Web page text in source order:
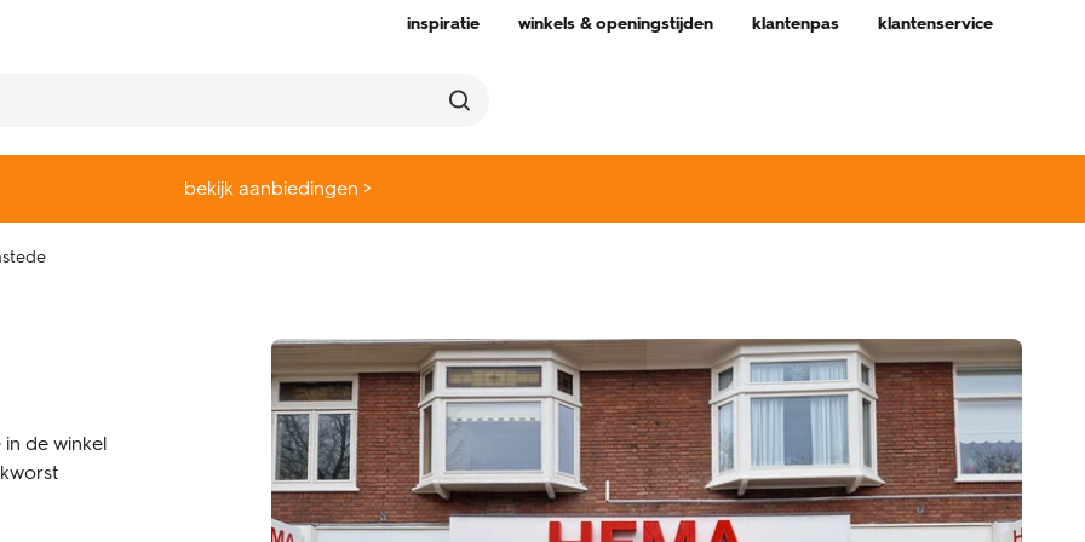
inspiratie winkels & openingstijden klantenpas klantenservice
bekijk aanbiedingen >
de winkel